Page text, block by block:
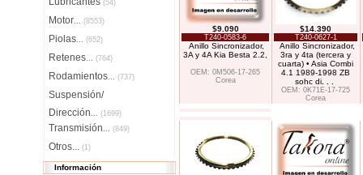
(54)
Motor... (8553)
Piolas... (652)
Retenes... (764)
Rodamientos... (737)
Suspensión/
Dirección... (1699)
Transmisión... (849)
Otros... (1)
Información
$9.090
T240-0583-6
Anillo Sincronizador,
3A y 4A Kia Besta 2.2,
OEM: 0M506-17-265
Corea
$14.390
T240-0627-1
Anillo Sincronizador,
3ra y 4ta (tercera y
cuarta) • Asia Combi
4.1 1989-1998 ZB
sohc di
OEM: 0K71E-17-725
Corea